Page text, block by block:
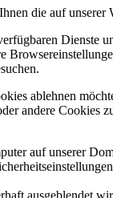
die auf
ablehnen
andere Cookies
auf unserer